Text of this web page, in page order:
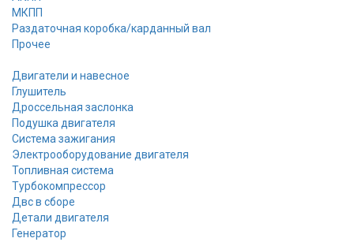
МКПП
Раздаточная коробка/карданный вал
Прочее
Двигатели и навесное
Глушитель
Дроссельная заслонка
Подушка двигателя
Система зажигания
Электрооборудование двигателя
Топливная система
Турбокомпрессор
Двс в сборе
Детали двигателя
Генератор